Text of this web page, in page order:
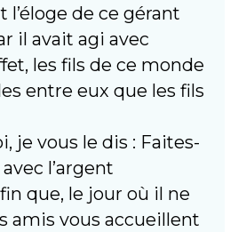
l’éloge de ce gérant
il avait agi avec
les fils de ce monde
entre eux que les fils
je vous le dis : Faites-
l’argent
que, le jour où il ne
amis vous accueillent